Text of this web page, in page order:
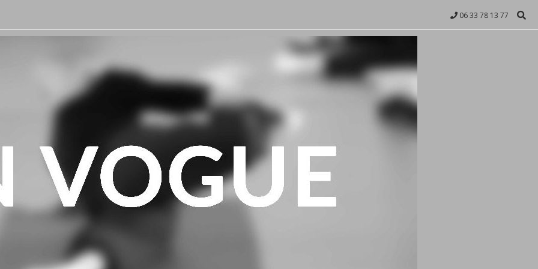
06 33 78 13 77